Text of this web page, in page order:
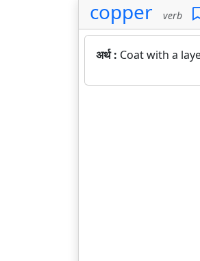
copper verb
अर्थ : Coat with a